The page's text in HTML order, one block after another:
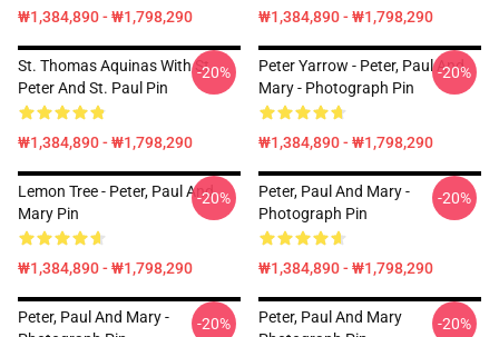
₩1,384,890 - ₩1,798,290 ₩1,384,890 - ₩1,798,290
St. Thomas Aquinas With St.
Peter And St. Paul Pin
₩1,384,890 - ₩1,798,290
-20%
Peter Yarrow - Peter, Paul And
Mary - Photograph Pin
₩1,384,890 - ₩1,798,290
-20%
Lemon Tree - Peter, Paul And
Mary Pin
₩1,384,890 - ₩1,798,290
-20%
Peter, Paul And Mary -
Photograph Pin
₩1,384,890 - ₩1,798,290
-20%
Peter, Paul And Mary -
-20%
Peter, Paul And Mary
-20%